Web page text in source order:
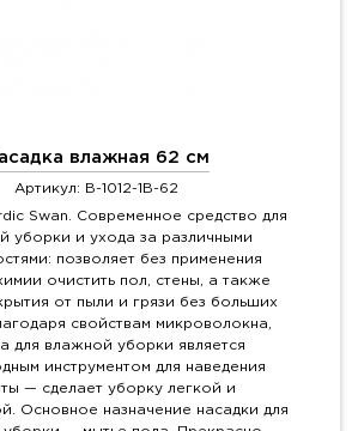
влажная 62 см
Артикул: B-1012-1B-62
Swan. Современное средство для
уборки и ухода за различными
позволяет без применения
очистить пол, стены, а также
от пыли и грязи без больших
свойствам микроволокна,
для влажной уборки является
инструментом для наведения
— сделает уборку легкой и
Основное назначение насадки для